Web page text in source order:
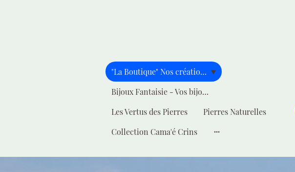
"La Boutique" Nos créations pour vous
Bijoux Fantaisie - Vos bijoux - Votre style
Les Vertus des Pierres
Pierres Naturelles
Collection Cama'é Crins